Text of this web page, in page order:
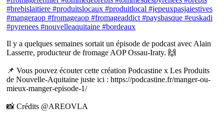
Il y a quelques semaines sortait un épisode de podcast avec Alain
Lasserre, producteur de fromage AOP Ossau-Iraty. 🙌
📌 Vous pouvez écouter cette création Podcastine x Les Produits
de Nouvelle-Aquitaine juste ici : https://podcastine.fr/manger-ou-
mieux-manger-episode-1/
📸 Crédits @AREOVLA